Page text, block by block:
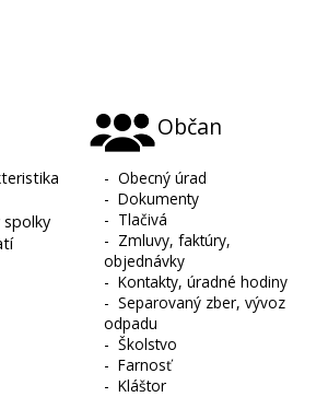
spolky
Občan
-Obecný úrad
-Dokumenty
- Tlačivá
- Zmluvy, faktúry,
objednávky
-Kontakty, úradné hodiny
-Separovaný zber, vývoz
odpadu
-Školstvo
-Farnosť
-Kláštor